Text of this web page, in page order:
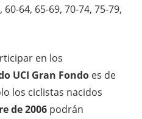
64, 65-69, 70-74, 75-79,
en los
UCI Gran Fondo es de
los ciclistas nacidos
de 2006 podrán